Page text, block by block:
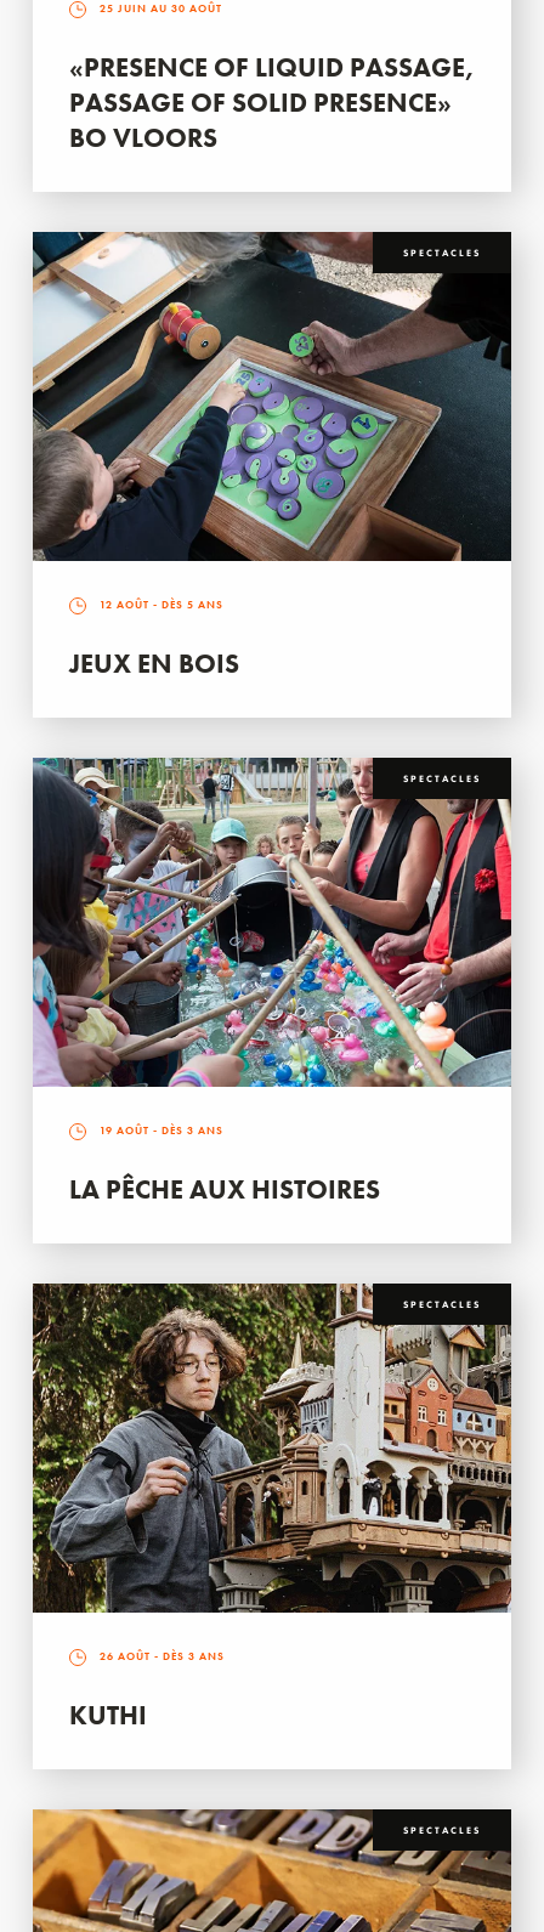
25 JUIN AU 30 AOÛT
«PRESENCE OF LIQUID PASSAGE,
PASSAGE OF SOLID PRESENCE»
BO VLOORS
SPECTACLES
12 AOÛT - DÈS 5 ANS
JEUX EN BOIS
SPECTACLES
19 AOÛT - DÈS 3 ANS
LA PÊCHE AUX HISTOIRES
SPECTACLES
26 AOÛT - DÈS 3 ANS
KUTHI
SPECTACLES